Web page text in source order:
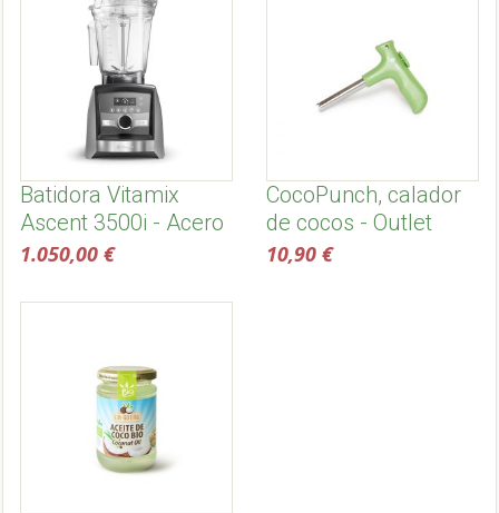
Batidora Vitamix
Ascent 3500i - Acero
Inoxidable
1.050,00 €
CocoPunch, calador
de cocos - Outlet
10,90 €